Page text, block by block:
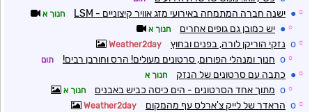
☼
● ישנה חברה המתמחה באירועי מזג אוויר קיצוניים - LSM חנוך א
☼
● יש כמובן גם גופים אחרים חנוך א
☼
o נזקי הוריקן לורה, בפנים ובחוץ Weather2day
☼
o חנוך ומנהלי הפורום, סרטונים מעולים! הרס וחורבן רבים! תום
☼
● כתבה עם סרטונים של הנזק חנוך א
☼
o מתוך אחד הסרטונים - הים כיסה כביש באבנים חנוך א
☼
o הראדר של לייק צ'ארלס עף מהמקום Weather2day